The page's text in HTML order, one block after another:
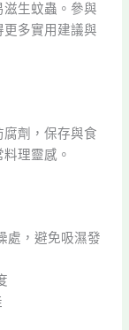
生蚊蟲。參與
多實用建議與
劑，保存與食
理靈感。
處，避免吸濕發